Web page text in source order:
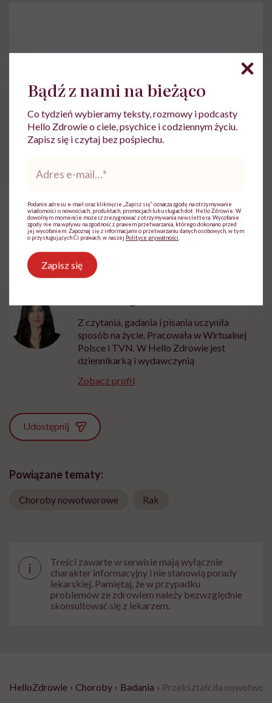
serwisu (Instagram, Facebook, YouTube, itp.)
wymagana jest zgoda na pliki cookie.
Zmień ustawienia
Źródło: BBC, New York Post
Z czytania, gadania i pisania uczyniła
sposób na życie. Pracowała w Wirtualnej
Polsce i TVN. W Hello Zdrowie jest
dziennikarką i wydawczynią
Zobacz profil
Udostępnij
Powiązane tematy:
Choroby nowotworowe Rak
i
Treści zawarte w serwisie mają wyłącznie
charakter informacyjny i nie stanowią porady
lekarskiej. Pamiętaj, że w przypadku
problemów ze zdrowiem należy bezwzględnie
skonsultować się z lekarzem.
HelloZdrowie › Choroby › Badania › Przekształciła
Bądź z nami na bieżąco
Co tydzień wybieramy teksty, rozmowy i podcasty
Hello Zdrowie o ciele, psychice i codziennym życiu.
Zapisz się i czytaj bez pośpiechu.
*
Podanie adresu e-mail oraz kliknięcie „Zapisz się” oznacza zgodę na otrzymywanie
wiadomości o nowościach, produktach, promocjach lub usługach dot. Hello Zdrowie. W
dowolnym momencie możesz zrezygnować z otrzymywania newslettera. Wycofanie
zgody nie ma wpływu na zgodność z prawem przetwarzania, którego dokonano przed
jej wycofaniem. Zapoznaj się z informacjami o przetwarzaniu danych osobowych, w tym
o przysługujących Ci prawach, w naszej Polityce prywatności
Zapisz się